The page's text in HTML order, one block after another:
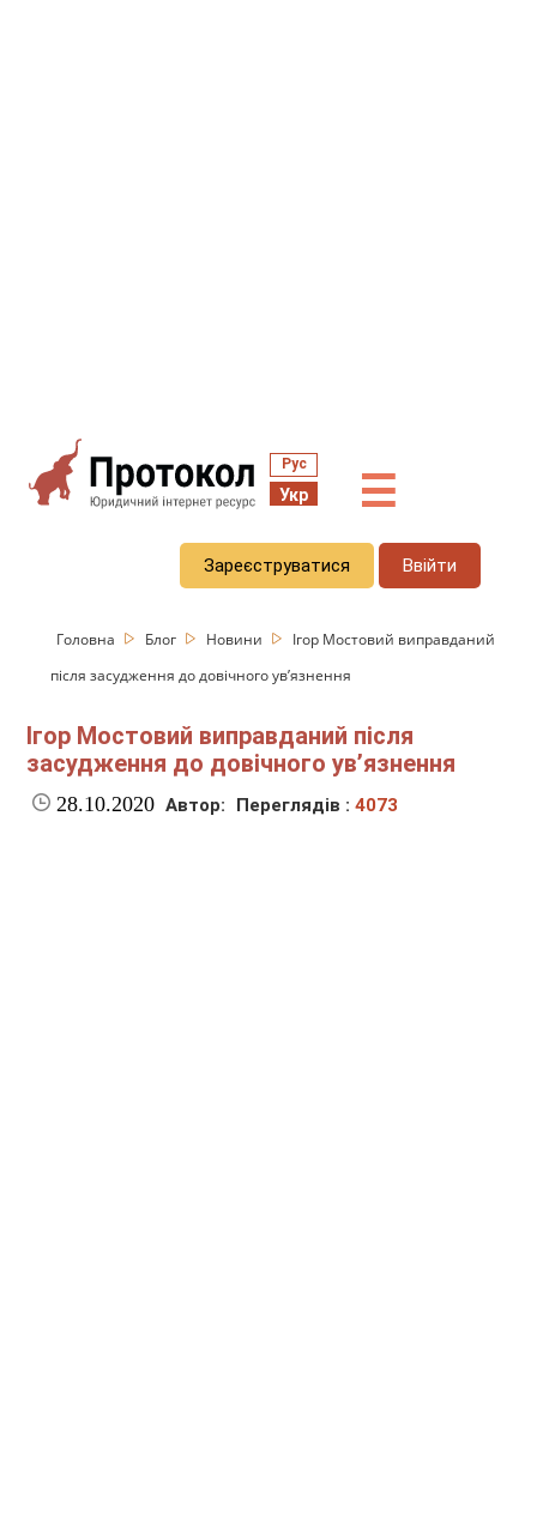
Рус
Укр ☰
Зареєструватися Ввійти
Головна Блог Новини
Ігор Мостовий виправданий
після засудження до довічного ув’язнення
Ігор Мостовий виправданий після
засудження до довічного ув’язнення
28.10.2020 Автор: Переглядів :4073